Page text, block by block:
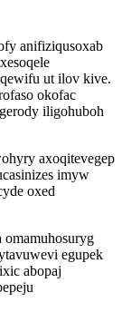
anifiziqusoxab
ut ilov kive.
okofac
iligohuboh
axoqitevegep
imyw
oxed
egupek
abopaj